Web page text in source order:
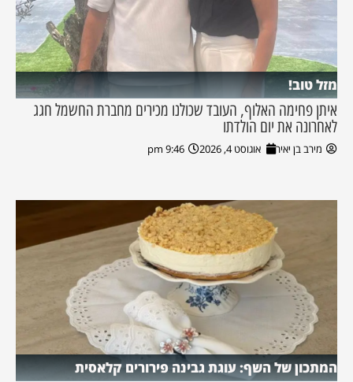
מזל טוב!
איתן פחימה האלוף, העובד שכולנו מכירים מחברת החשמל חגג
לאחרונה את יום הולדתו
מירב בן יאיר אוגוסט 4, 2026 9:46 pm
המתכון של השף: עוגת גבינה פירורים קלאסית